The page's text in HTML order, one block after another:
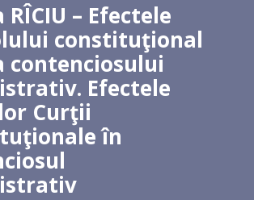
– Efectele
constituţional
contenciosului
Efectele
Curţii
în